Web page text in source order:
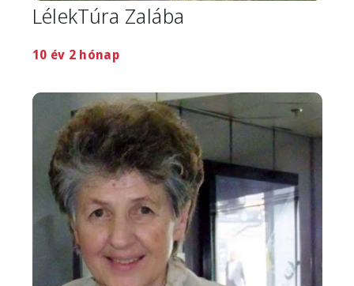
LélekTúra Zalába
10 év 2 hónap
Image